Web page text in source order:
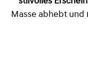
Masse abhebt und